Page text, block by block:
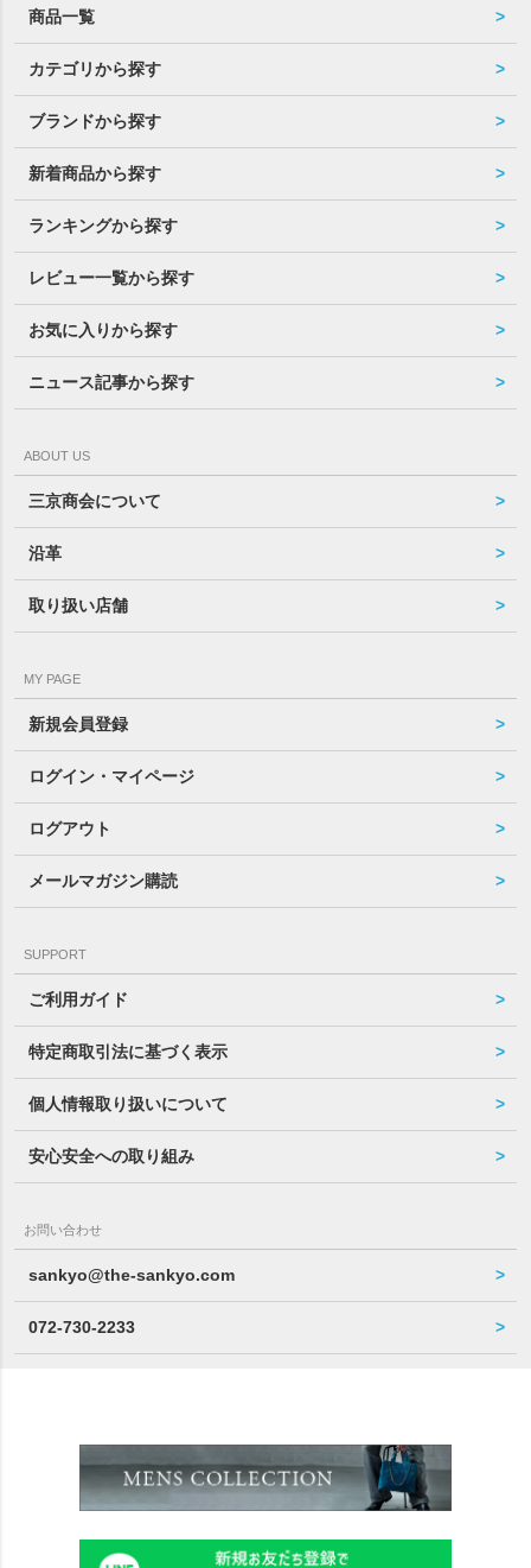
商品一覧
カテゴリから探す
ブランドから探す
新着商品から探す
ランキングから探す
レビュー一覧から探す
お気に入りから探す
ニュース記事から探す
ABOUT US
三京商会について
沿革
取り扱い店舗
MY PAGE
新規会員登録
ログイン・マイページ
ログアウト
メールマガジン購読
SUPPORT
ご利用ガイド
特定商取引法に基づく表示
個人情報取り扱いについて
安心安全への取り組み
お問い合わせ
sankyo@the-sankyo.com
072-730-2233